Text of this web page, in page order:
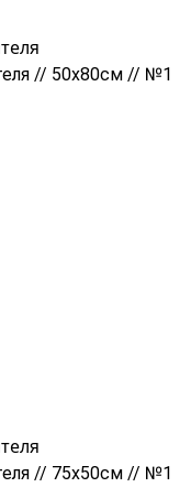
// 50х80см // №1
// 75х50см // №1